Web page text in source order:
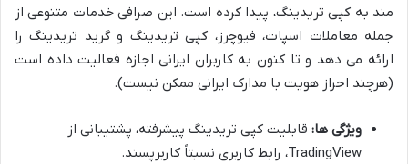
مند به کپی تریدینگ، پیدا کرده است. این صرافی خدمات متنوعی از
جمله معاملات اسپات، فیوچرز، کپی تریدینگ و گرید تریدینگ را
ارائه می دهد و تا کنون به کاربران ایرانی اجازه فعالیت داده است
(هرچند احراز هویت با مدارک ایرانی ممکن نیست).
ویژگی ها: قابلیت کپی تریدینگ پیشرفته، پشتیبانی از
TradingView، رابط کاربری نسبتاً کاربرپسند.